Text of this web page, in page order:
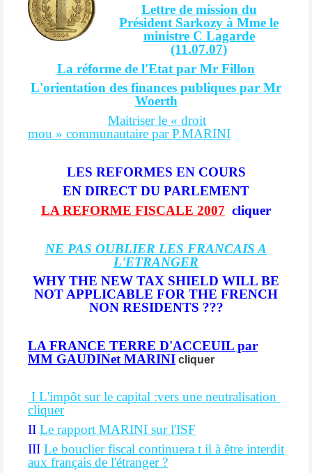
Lettre de mission du
Président Sarkozy à Mme le
ministre C Lagarde
(11.07.07)
La réforme de l'Etat par Mr Fillon
L'orientation des finances publiques par Mr
Woerth
Maitriser le « droit
mou » communautaire par P.MARINI
LES REFORMES EN COURS
EN DIRECT DU PARLEMENT
LA REFORME FISCALE 2007 cliquer
NE PAS OUBLIER LES FRANCAIS A
L'ETRANGER
WHY THE NEW TAX SHIELD WILL BE
NOT APPLICABLE FOR THE FRENCH
NON RESIDENTS ???
LA FRANCE TERRE D'ACCEUIL par
MM GAUDINet MARINI cliquer
I L'impôt sur le capital :vers une neutralisation
cliquer
II Le rapport MARINI sur l'ISF
III Le bouclier fiscal continuera t il à être interdit
aux français de l'étranger ?